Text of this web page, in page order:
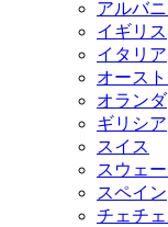
アルバ
イギリス
イタリア
オース
オランダ
ギリシア
スイス
スウェ
スペイン
チェチ